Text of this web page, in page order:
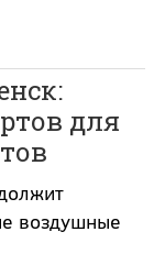
для
воздушные